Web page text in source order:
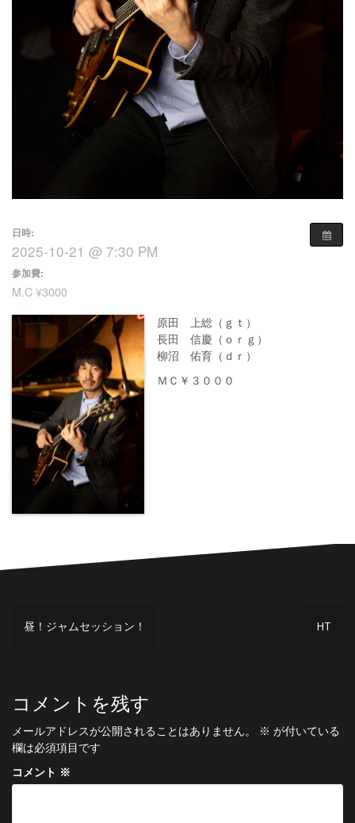
日時:
2025-10-21 @ 7:30 PM
参加費:
M.C ¥3000
原田 上総（ｇｔ）
長田 信慶（ｏｒｇ）
柳沼 佑育（ｄｒ）
ＭＣ￥３０００
投
ビ
ゲ
ー
シ
昼！ジャムセッション！ HT
コメントを残す
メールアドレスが公開されることはありません。 ※ が付いている
欄は必須項目です
コメント ※